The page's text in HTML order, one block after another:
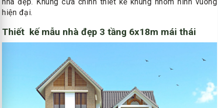
hiện đại.
Thiết kế mẫu nhà đẹp 3 tầng 6x18m mái thái